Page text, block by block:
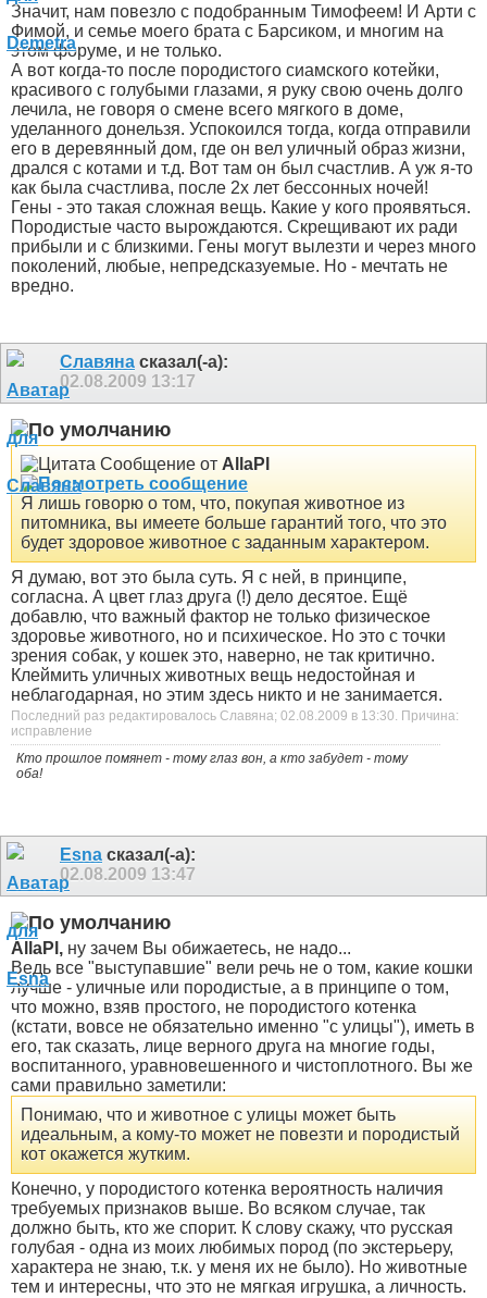
Значит, нам повезло с подобранным Тимофеем! И Арти с
Фимой, и семье моего брата с Барсиком, и многим на
этом форуме, и не только.
А вот когда-то после породистого сиамского котейки,
красивого с голубыми глазами, я руку свою очень долго
лечила, не говоря о смене всего мягкого в доме,
уделанного донельзя. Успокоился тогда, когда отправили
его в деревянный дом, где он вел уличный образ жизни,
дрался с котами и т.д. Вот там он был счастлив. А уж я-то
как была счастлива, после 2х лет бессонных ночей!
Гены - это такая сложная вещь. Какие у кого проявяться.
Породистые часто вырождаются. Скрещивают их ради
прибыли и с близкими. Гены могут вылезти и через много
поколений, любые, непредсказуемые. Но - мечтать не
вредно.
Славяна сказал(-а):
02.08.2009 13:17
Сообщение от AllaPl
Я лишь говорю о том, что, покупая животное из
питомника, вы имеете больше гарантий того, что это
будет здоровое животное с заданным характером.
Я думаю, вот это была суть. Я с ней, в принципе,
согласна. А цвет глаз друга (!) дело десятое. Ещё
добавлю, что важный фактор не только физическое
здоровье животного, но и психическое. Но это с точки
зрения собак, у кошек это, наверно, не так критично.
Клеймить уличных животных вещь недостойная и
неблагодарная, но этим здесь никто и не занимается.
Последний раз редактировалось Славяна; 02.08.2009 в 13:30. Причина:
исправление
Кто прошлое помянет - тому глаз вон, а кто забудет - тому
оба!
Esna сказал(-а):
02.08.2009 13:47
AllaPl, ну зачем Вы обижаетесь, не надо...
Ведь все "выступавшие" вели речь не о том, какие кошки
лучше - уличные или породистые, а в принципе о том,
что можно, взяв простого, не породистого котенка
(кстати, вовсе не обязательно именно "с улицы"), иметь в
его, так сказать, лице верного друга на многие годы,
воспитанного, уравновешенного и чистоплотного. Вы же
сами правильно заметили:
Понимаю, что и животное с улицы может быть
идеальным, а кому-то может не повезти и породистый
кот окажется жутким.
Конечно, у породистого котенка вероятность наличия
требуемых признаков выше. Во всяком случае, так
должно быть, кто же спорит. К слову скажу, что русская
голубая - одна из моих любимых пород (по экстерьеру,
характера не знаю, т.к. у меня их не было). Но животные
тем и интересны, что это не мягкая игрушка, а личность.